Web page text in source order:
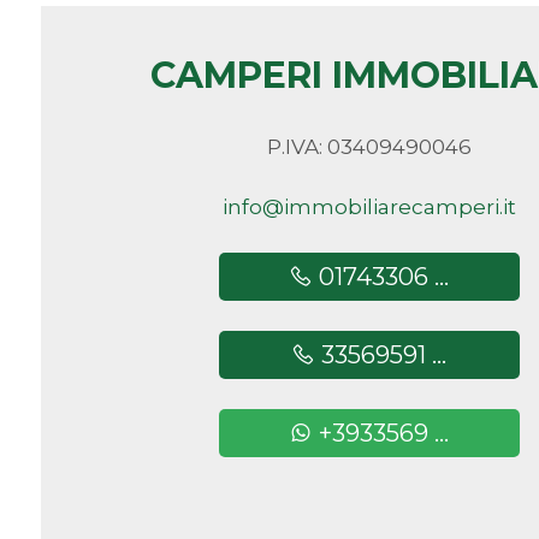
CAMPERI
P.IVA: 03409490046
info@immobiliarecamperi.it
01743306 ...
33569591 ...
+3933569 ...